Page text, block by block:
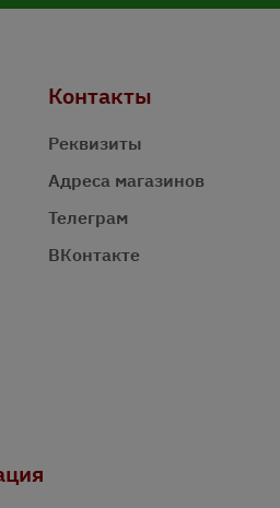
Контакты
Реквизиты
Адреса магазинов
Телеграм
ВКонтакте